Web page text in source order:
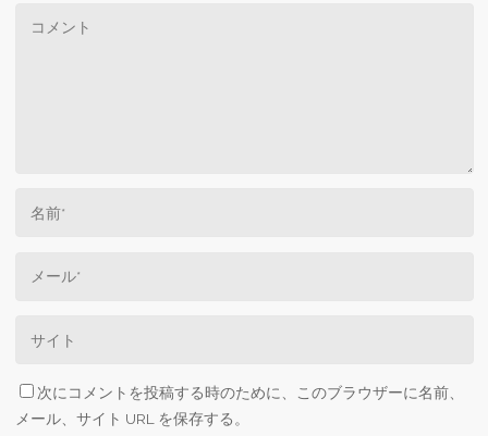
次にコメントを投稿する時のために、このブラウザーに名前、
メール、サイト URL を保存する。